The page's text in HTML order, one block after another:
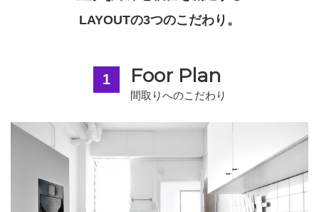
LAYOUTの3つのこだわり。
1 Foor Plan
間取りへのこだわり